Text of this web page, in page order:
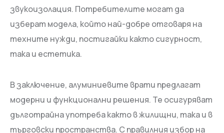
звукоизолация. Потребителите могат да
изберат модела, който най-добре отговаря на
техните нужди, постигайки както сигурност,
така и естетика.
В заключение, алуминиевите врати предлагат
модерни и функционални решения. Те осигуряват
дълготрайна употреба както в жилищни, така и в
търговски пространства. С правилния избор на